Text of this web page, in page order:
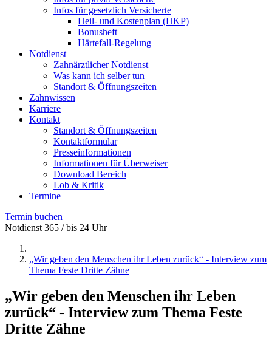
Infos für gesetzlich Versicherte
Heil- und Kostenplan (HKP)
Bonusheft
Härtefall-Regelung
Notdienst
Zahnärztlicher Notdienst
Was kann ich selber tun
Standort & Öffnungszeiten
Zahnwissen
Karriere
Kontakt
Standort & Öffnungszeiten
Kontaktformular
Presseinformationen
Informationen für Überweiser
Download Bereich
Lob & Kritik
Termine
Termin buchen
Notdienst 365 / bis 24 Uhr
„Wir geben den Menschen ihr Leben zurück“ - Interview zum
Thema Feste Dritte Zähne
„Wir geben den Menschen ihr Leben
zurück“ - Interview zum Thema Feste
Dritte Zähne